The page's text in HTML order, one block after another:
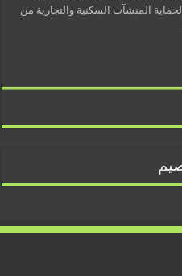
لحماية المنشآت السكنية والتجارية من